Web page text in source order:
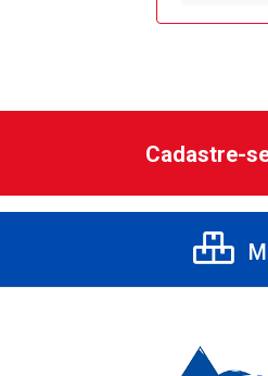
Cadastre-